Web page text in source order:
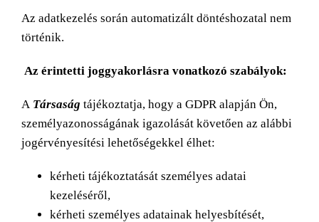
Az adatkezelés során automatizált döntéshozatal nem
történik.
Az érintetti joggyakorlásra vonatkozó szabályok:
A Társaság tájékoztatja, hogy a GDPR alapján Ön,
személyazonosságának igazolását követően az alábbi
jogérvényesítési lehetőségekkel élhet:
kérheti tájékoztatását személyes adatai
kezeléséről,
kérheti személyes adatainak helyesbítését,